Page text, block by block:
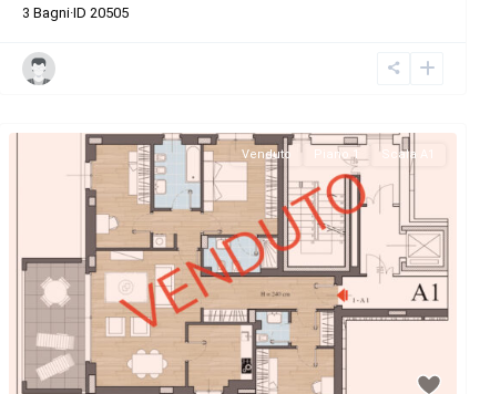
3 Bagni·ID 20505
Venduto Piano 1 Scala A1